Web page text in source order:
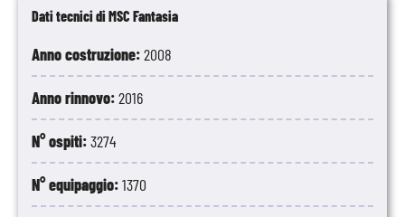
Dati tecnici di MSC Fantasia
Anno costruzione:2008
Anno rinnovo:2016
N° ospiti:3274
N° equipaggio:1370